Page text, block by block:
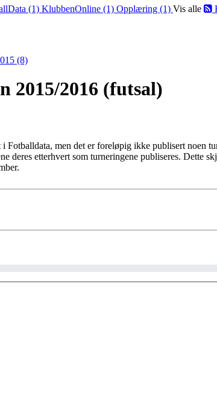
(1) KlubbenOnline (1) Opplæring (1) Vis alle
(8)
2015/2016 (futsal)
Fotballdata, men det er foreløpig ikke publisert noen
deres etterhvert som turneringene publiseres. Dette